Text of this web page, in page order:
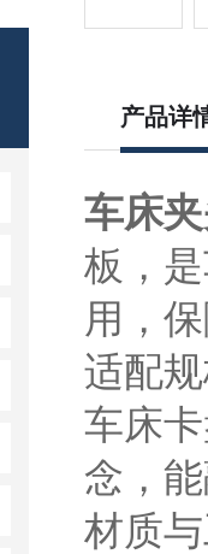
产品详
车床
板，
用，
适配
车床
念，
材质